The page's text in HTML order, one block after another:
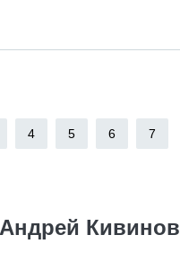
4 5 6 7
Андрей Кивинов